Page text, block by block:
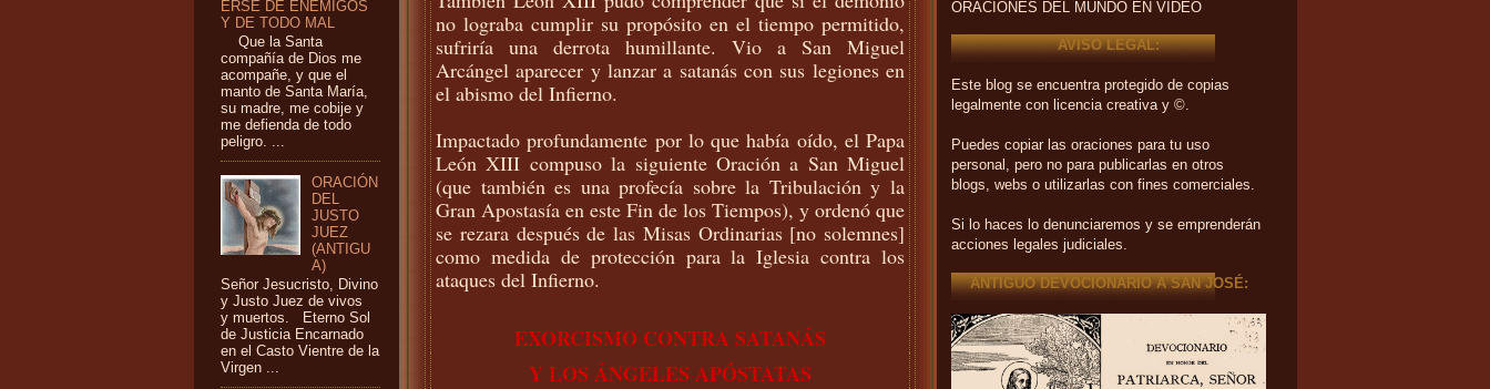
ERSE DE ENEMIGOS
Y DE TODO MAL
Que la Santa
compañía de Dios me
acompañe, y que el
manto de Santa María,
su madre, me cobije y
me defienda de todo
peligro. ...
ORACIÓN
DEL
JUSTO
JUEZ
(ANTIGU
A)
Señor Jesucristo, Divino
y Justo Juez de vivos
y muertos. Eterno Sol
de Justicia Encarnado
en el Casto Vientre de la
Virgen ...
no lograba cumplir su propósito en el tiempo permitido,
sufriría una derrota humillante. Vio a San Miguel
Arcángel aparecer y lanzar a satanás con sus legiones en
el abismo del Infierno.
Impactado profundamente por lo que había oído, el Papa
León XIII compuso la siguiente Oración a San Miguel
(que también es una profecía sobre la Tribulación y la
Gran Apostasía en este Fin de los Tiempos), y ordenó que
se rezara después de las Misas Ordinarias [no solemnes]
como medida de protección para la Iglesia contra los
ataques del Infierno.
EXORCISMO CONTRA SATANÁS
Y LOS ÁNGELES APÓSTATAS
ORACIONES DEL MUNDO EN VIDEO
AVISO LEGAL:
Este blog se encuentra protegido de copias
legalmente con licencia creativa y ©.
Puedes copiar las oraciones para tu uso
personal, pero no para publicarlas en otros
blogs, webs o utilizarlas con fines comerciales.
Si lo haces lo denunciaremos y se emprenderán
acciones legales judiciales.
ANTIGUO DEVOCIONARIO A SAN JOSÉ: